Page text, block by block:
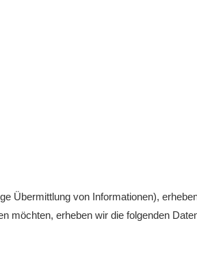
Übermittlung von Informationen),
möchten, erheben wir die folgenden